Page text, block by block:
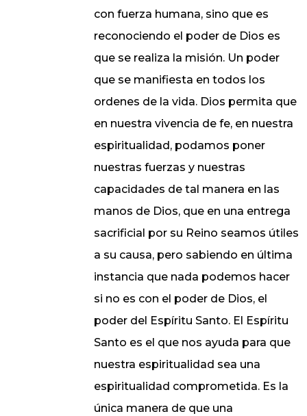
con fuerza humana, sino que es
reconociendo el poder de Dios es
que se realiza la misión. Un poder
que se manifiesta en todos los
ordenes de la vida. Dios permita que
en nuestra vivencia de fe, en nuestra
espiritualidad, podamos poner
nuestras fuerzas y nuestras
capacidades de tal manera en las
manos de Dios, que en una entrega
sacrificial por su Reino seamos útiles
a su causa, pero sabiendo en última
instancia que nada podemos hacer
si no es con el poder de Dios, el
poder del Espíritu Santo. El Espíritu
Santo es el que nos ayuda para que
nuestra espiritualidad sea una
espiritualidad comprometida. Es la
única manera de que una